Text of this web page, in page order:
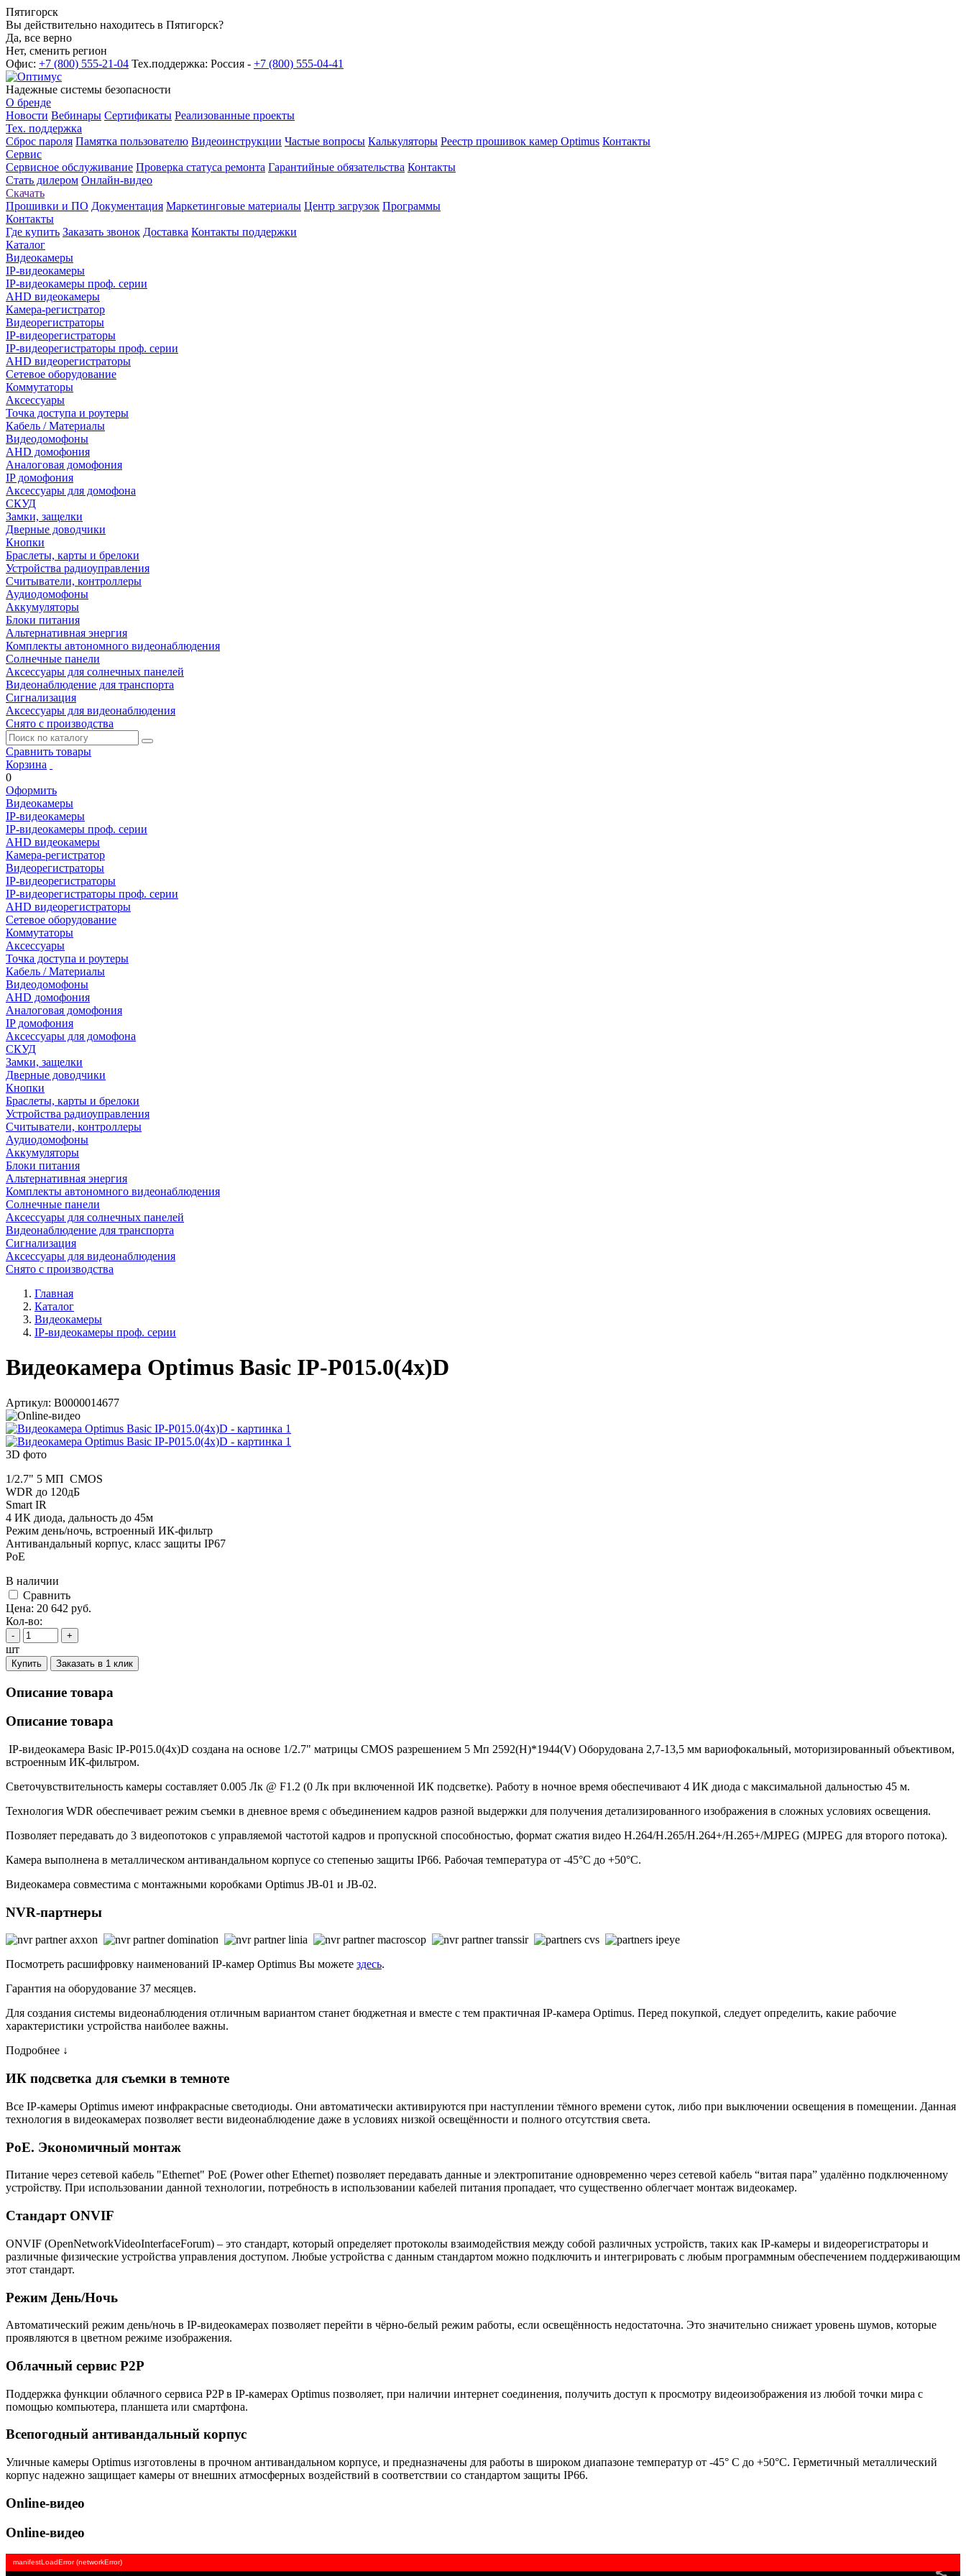
Пятигорск
Вы действительно находитесь в Пятигорск?
Да, все верно
Нет, сменить регион
Офис: +7 (800) 555-21-04 Тех.поддержка: Россия - +7 (800) 555-04-41
Надежные системы безопасности
О бренде
Новости Вебинары Сертификаты Реализованные проекты
Тех. поддержка
Сброс пароля Памятка пользователю Видеоинструкции Частые вопросы Калькуляторы Реестр прошивок камер Optimus Контакты
Сервис
Сервисное обслуживание Проверка статуса ремонта Гарантийные обязательства Контакты
Стать дилером Онлайн-видео
Скачать
Прошивки и ПО Документация Маркетинговые материалы Центр загрузок Программы
Контакты
Где купить Заказать звонок Доставка Контакты поддержки
Каталог
Видеокамеры
IP-видеокамеры
IP-видеокамеры проф. серии
AHD видеокамеры
Камера-регистратор
Видеорегистраторы
IP-видеорегистраторы
IP-видеорегистраторы проф. серии
AHD видеорегистраторы
Сетевое оборудование
Коммутаторы
Аксессуары
Точка доступа и роутеры
Кабель / Материалы
Видеодомофоны
AHD домофония
Аналоговая домофония
IP домофония
Аксессуары для домофона
СКУД
Замки, защелки
Дверные доводчики
Кнопки
Браслеты, карты и брелоки
Устройства радиоуправления
Считыватели, контроллеры
Аудиодомофоны
Аккумуляторы
Блоки питания
Альтернативная энергия
Комплекты автономного видеонаблюдения
Солнечные панели
Аксессуары для солнечных панелей
Видеонаблюдение для транспорта
Сигнализация
Аксессуары для видеонаблюдения
Снято с производства
Сравнить товары
Корзина
0
Оформить
Видеокамеры
IP-видеокамеры
IP-видеокамеры проф. серии
AHD видеокамеры
Камера-регистратор
Видеорегистраторы
IP-видеорегистраторы
IP-видеорегистраторы проф. серии
AHD видеорегистраторы
Сетевое оборудование
Коммутаторы
Аксессуары
Точка доступа и роутеры
Кабель / Материалы
Видеодомофоны
AHD домофония
Аналоговая домофония
IP домофония
Аксессуары для домофона
СКУД
Замки, защелки
Дверные доводчики
Кнопки
Браслеты, карты и брелоки
Устройства радиоуправления
Считыватели, контроллеры
Аудиодомофоны
Аккумуляторы
Блоки питания
Альтернативная энергия
Комплекты автономного видеонаблюдения
Солнечные панели
Аксессуары для солнечных панелей
Видеонаблюдение для транспорта
Сигнализация
Аксессуары для видеонаблюдения
Снято с производства
Главная
Каталог
Видеокамеры
IP-видеокамеры проф. серии
Видеокамера Optimus Basic IP-P015.0(4x)D
Артикул: В0000014677
3D фото
1/2.7" 5 МП CMOS
WDR до 120дБ
Smart IR
4 ИК диода, дальность до 45м
Режим день/ночь, встроенный ИК-фильтр
Антивандальный корпус, класс защиты IР67
PoE
В наличии
Cравнить
Цена: 20 642 руб.
Кол-во:
- +
шт
Купить Заказать в 1 клик
Описание товара
Описание товара
IP-видеокамера Basic IP-P015.0(4x)D создана на основе 1/2.7" матрицы CMOS разрешением 5 Мп 2592(H)*1944(V) Оборудована 2,7-13,5 мм вариофокальный, моторизированный объективом,
встроенным ИК-фильтром.
Светочувствительность камеры составляет 0.005 Лк @ F1.2 (0 Лк при включенной ИК подсветке). Работу в ночное время обеспечивают 4 ИК диода с максимальной дальностью 45 м.
Технология WDR обеспечивает режим съемки в дневное время с объединением кадров разной выдержки для получения детализированного изображения в сложных условиях освещения.
Позволяет передавать до 3 видеопотоков с управляемой частотой кадров и пропускной способностью, формат сжатия видео Н.264/H.265/Н.264+/H.265+/MJPEG (MJPEG для второго потока).
Камера выполнена в металлическом антивандальном корпусе со степенью защиты IP66. Рабочая температура от -45°С до +50°С.
Видеокамера совместима с монтажными коробками Optimus JB-01 и JB-02.
NVR-партнеры
Посмотреть расшифровку наименований IP-камер Optimus Вы можете здесь.
Гарантия на оборудование 37 месяцев.
Для создания системы видеонаблюдения отличным вариантом станет бюджетная и вместе с тем практичная IP-камера Optimus. Перед покупкой, следует определить, какие рабочие
характеристики устройства наиболее важны.
Подробнее ↓
ИК подсветка для съемки в темноте
Все IP-камеры Optimus имеют инфракрасные светодиоды. Они автоматически активируются при наступлении тёмного времени суток, либо при выключении освещения в помещении. Данная
технология в видеокамерах позволяет вести видеонаблюдение даже в условиях низкой освещённости и полного отсутствия света.
PoE. Экономичный монтаж
Питание через сетевой кабель "Ethernet" PoE (Power other Ethernet) позволяет передавать данные и электропитание одновременно через сетевой кабель “витая пара” удалённо подключенному
устройству. При использовании данной технологии, потребность в использовании кабелей питания пропадает, что существенно облегчает монтаж видеокамер.
Стандарт ONVIF
ONVIF (OpenNetworkVideoInterfaceForum) – это стандарт, который определяет протоколы взаимодействия между собой различных устройств, таких как IP-камеры и видеорегистраторы и
различные физические устройства управления доступом. Любые устройства с данным стандартом можно подключить и интегрировать с любым программным обеспечением поддерживающим
этот стандарт.
Режим День/Ночь
Автоматический режим день/ночь в IP-видеокамерах позволяет перейти в чёрно-белый режим работы, если освещённость недостаточна. Это значительно снижает уровень шумов, которые
проявляются в цветном режиме изображения.
Облачный сервис P2P
Поддержка функции облачного сервиса P2P в IP-камерах Optimus позволяет, при наличии интернет соединения, получить доступ к просмотру видеоизображения из любой точки мира с
помощью компьютера, планшета или смартфона.
Всепогодный антивандальный корпус
Уличные камеры Optimus изготовлены в прочном антивандальном корпусе, и предназначены для работы в широком диапазоне температур от -45° C до +50°C. Герметичный металлический
корпус надежно защищает камеры от внешних атмосферных воздействий в соответствии со стандартом защиты IP66.
Online-видео
Online-видео